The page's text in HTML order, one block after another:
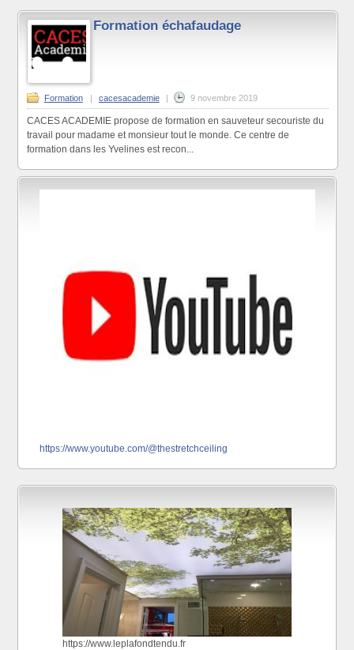
Formation échafaudage
Formation | cacesacademie | 9 novembre 2019
CACES ACADEMIE propose de formation en sauveteur secouriste du
travail pour madame et monsieur tout le monde. Ce centre de
formation dans les Yvelines est recon...
https://www.youtube.com/@thestretchceiling
https://www.leplafondtendu.fr